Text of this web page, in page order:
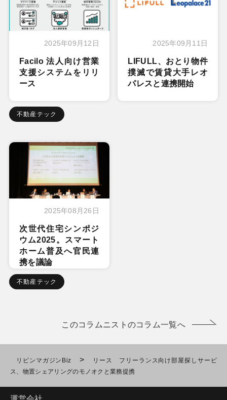
2025年09月12日
Facilo 法人向け営業
支援システムをリリ
ース
不動産テック
2025年09月11日
LIFULL、おとり物件
撲滅で賃貸大手レオ
パレスと連携開始
2025年08月26日
次世代住宅シンポジ
ウム2025。スマート
ホーム普及へ官民連
携を議論
不動産テック
このコラムニストのコラム一覧へ
リビンマガジンBiz >
リース フリーランス向け部屋探しサービ
ス、物置シェアリングのモノオクと業務提携